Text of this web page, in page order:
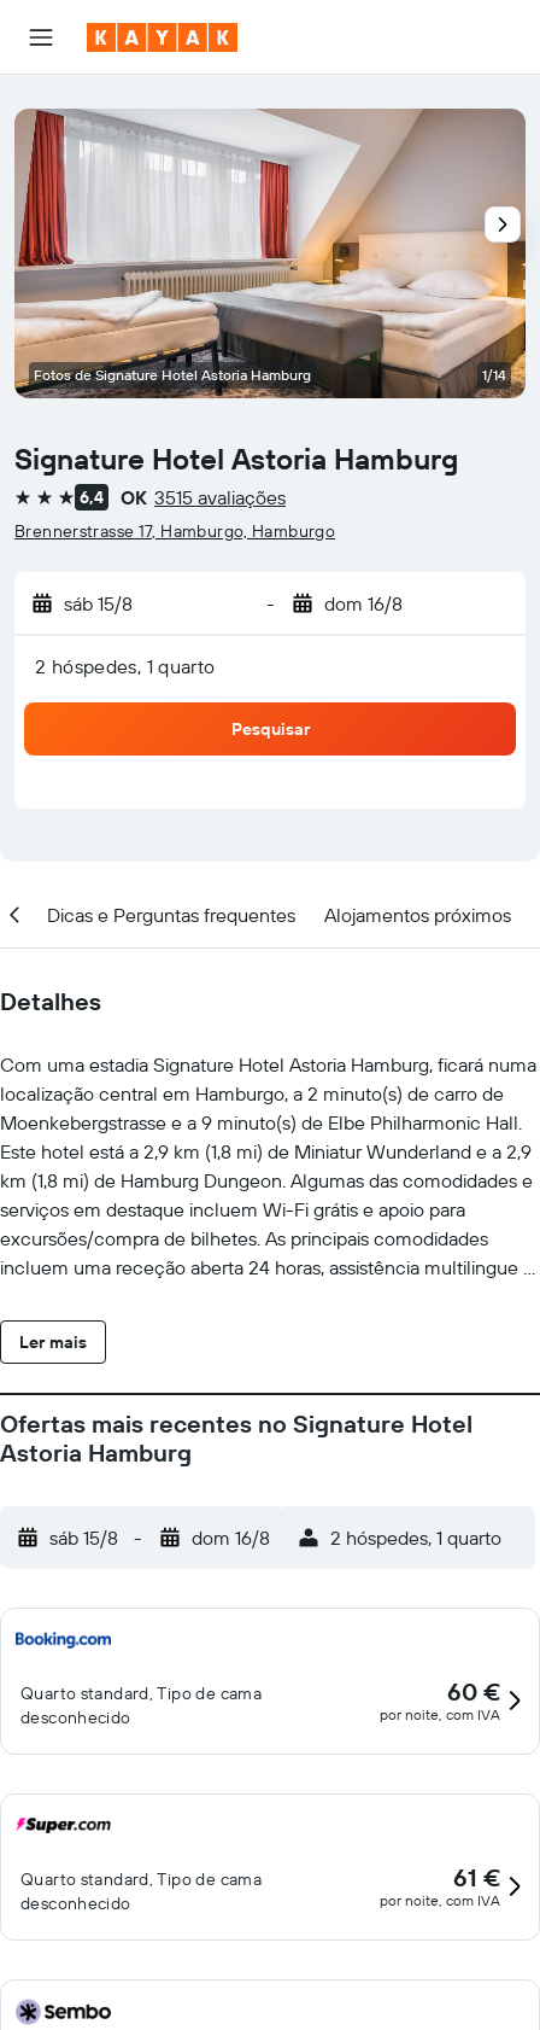
Signature Hotel Astoria Hamburg
3 estrelas6,4 OK 3515 avaliações
Brennerstrasse 17, Hamburgo, Hamburgo
sáb 15/8 - dom 16/8
2 hóspedes, 1 quarto
Pesquisar
Fotos de Signature Hotel Astoria Hamburg 1/14
Dicas e Perguntas frequentes Alojamentos próximos
Detalhes
Com uma estadia Signature Hotel Astoria Hamburg, ficará numa
localização central em Hamburgo, a 2 minuto(s) de carro de
Moenkebergstrasse e a 9 minuto(s) de Elbe Philharmonic Hall.
Este hotel está a 2,9 km (1,8 mi) de Miniatur Wunderland e a 2,9
km (1,8 mi) de Hamburg Dungeon. Algumas das comodidades e
serviços em destaque incluem Wi-Fi grátis e apoio para
excursões/compra de bilhetes. As principais comodidades
incluem uma receção aberta 24 horas, assistência multilingue e
para levar durante a semana entre as 06:30 e as 10:00 e aos fins
de semana entre as 7:00 e as 10:00, mediante uma sobretaxa.
equipadas com um polibã e secadores de cabelo. As
comodidades incluem ainda um telefone e uma mesa de
escritório. A limpeza dos quartos é efetuada diária.
Ler mais
Ofertas mais recentes no Signature Hotel
Astoria Hamburg
sáb 15/8 - dom 16/8 2 hóspedes, 1 quarto
Quarto standard, Tipo de cama
desconhecido
60 €
por noite, com IVA
Quarto standard, Tipo de cama
desconhecido
61 €
por noite, com IVA